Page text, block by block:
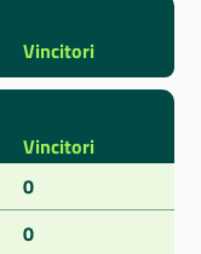
Vincitori
Vincitori
0
0